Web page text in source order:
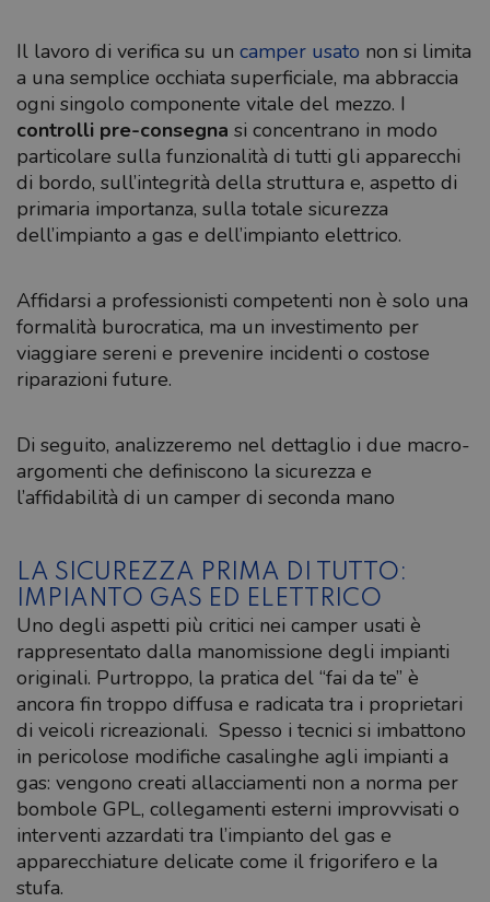
Il lavoro di verifica su un camper usato non si limita
a una semplice occhiata superficiale, ma abbraccia
ogni singolo componente vitale del mezzo. I
controlli pre-consegna si concentrano in modo
particolare sulla funzionalità di tutti gli apparecchi
di bordo, sull’integrità della struttura e, aspetto di
primaria importanza, sulla totale sicurezza
dell’impianto a gas e dell’impianto elettrico.
Affidarsi a professionisti competenti non è solo una
formalità burocratica, ma un investimento per
viaggiare sereni e prevenire incidenti o costose
riparazioni future.
Di seguito, analizzeremo nel dettaglio i due macro-
argomenti che definiscono la sicurezza e
l’affidabilità di un camper di seconda mano
LA SICUREZZA PRIMA DI TUTTO:
IMPIANTO GAS ED ELETTRICO
Uno degli aspetti più critici nei camper usati è
rappresentato dalla manomissione degli impianti
originali. Purtroppo, la pratica del “fai da te” è
ancora fin troppo diffusa e radicata tra i proprietari
di veicoli ricreazionali. Spesso i tecnici si imbattono
in pericolose modifiche casalinghe agli impianti a
gas: vengono creati allacciamenti non a norma per
bombole GPL, collegamenti esterni improvvisati o
interventi azzardati tra l’impianto del gas e
apparecchiature delicate come il frigorifero e la
stufa.